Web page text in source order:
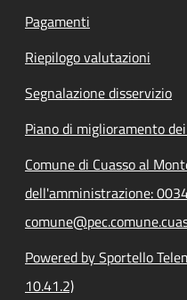
Pagamenti
Riepilogo valutazioni
Segnalazione disservizio
Piano di miglioramento
Comune di Cuasso al
dell'amministrazione:
Powered by Sportello
10.41.2)